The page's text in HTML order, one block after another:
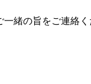
緒の旨をご連絡く